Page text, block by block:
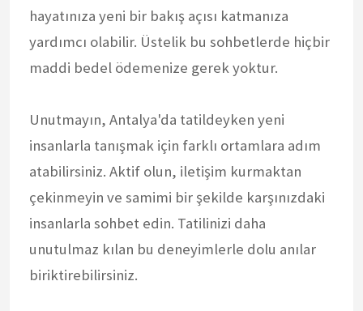
hayatınıza yeni bir bakış açısı katmanıza
yardımcı olabilir. Üstelik bu sohbetlerde hiçbir
maddi bedel ödemenize gerek yoktur.
Unutmayın, Antalya'da tatildeyken yeni
insanlarla tanışmak için farklı ortamlara adım
atabilirsiniz. Aktif olun, iletişim kurmaktan
çekinmeyin ve samimi bir şekilde karşınızdaki
insanlarla sohbet edin. Tatilinizi daha
unutulmaz kılan bu deneyimlerle dolu anılar
biriktirebilirsiniz.